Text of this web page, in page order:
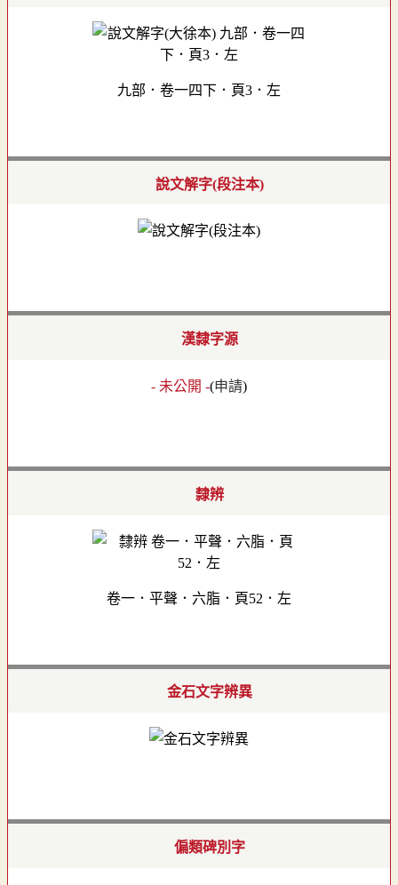
九部．卷一四下．頁3．左
說文解字(段注本)
漢隸字源
- 未公開 -(申請)
隸辨
卷一．平聲．六脂．頁52．左
金石文字辨異
偏類碑別字